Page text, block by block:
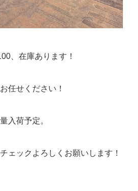
、在庫あります！
任せください！
入荷予定。
ェックよろしくお願いします！